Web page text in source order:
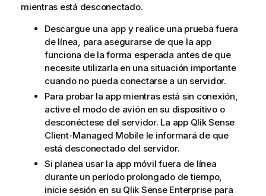
mientras está desconectado.
Descargue una app y realice una prueba fuera
de línea, para asegurarse de que la app
funciona de la forma esperada antes de que
necesite utilizarla en una situación importante
cuando no pueda conectarse a un servidor.
Para probar la app mientras está sin conexión,
active el modo de avión en su dispositivo o
desconéctese del servidor. La app Qlik Sense
Client-Managed Mobilele informará de que
está desconectado del servidor.
Si planea usar la app móvil fuera de línea
durante un período prolongado de tiempo,
inicie sesión en su Qlik Sense Enterprisepara